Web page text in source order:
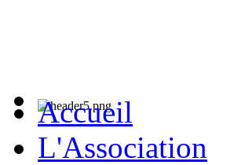
Accueil
L'Association